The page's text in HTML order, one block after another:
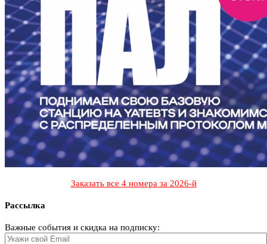
Заказать все 4 номера за 2026-й
Рассылка
Важные события и скидка на подписку: